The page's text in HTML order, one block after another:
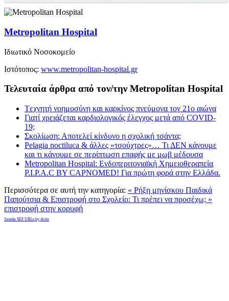
Metropolitan Hospital
Ιδιωτικό Νοσοκομείο
Ιστότοπος: www.metropolitan-hospital.gr
Τελευταία άρθρα από τον/την Metropolitan Hospital
Tεχνητή νοημοσύνη και καρκίνος πνεύμονα τον 21ο αιώνα
Γιατί χρειάζεται καρδιολογικός έλεγχος μετά από COVID-
19;
Σκολίωση: Αποτελεί κίνδυνο η σχολική τσάντα;
Pelagia noctiluca & άλλες «τσούχτρες»… Τι ΔΕΝ κάνουμε
και τι κάνουμε σε περίπτωση επαφής με μωβ μέδουσα
Metropolitan Hospital: Ενδοπεριτονιαϊκή Χημειοθεραπεία
P.I.P.A.C BY CAPNOMED! Για πρώτη φορά στην Ελλάδα.
Περισσότερα σε αυτή την κατηγορία: « Ρήξη μηνίσκου Παιδικά
Παπούτσια & Επιστροφή στο Σχολείο: Τι πρέπει να προσέχω; »
επιστροφή στην κορυφή
Joomla SEF URLs by Artio